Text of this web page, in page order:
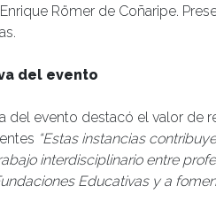
Römer de Coñaripe.
del evento
del evento destacó el valor de
“Estas instancias
interdisciplinario entre
Educativas y a